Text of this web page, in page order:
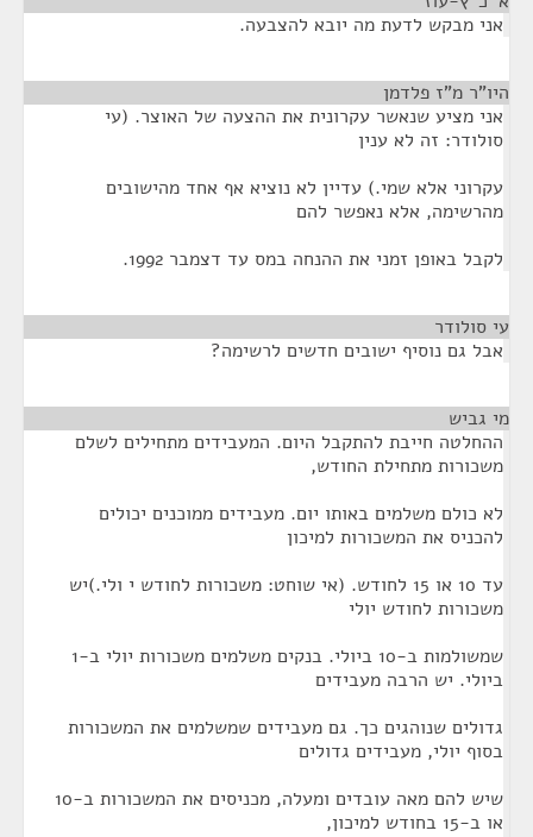
אני מבקש לדעת מה יובא להצבעה.
היו"ר מ"ז פלדמן
אני מציע שנאשר עקרונית את ההצעה של האוצר. (עי
סולודר: זה לא ענין
עקרוני אלא שמי.) עדיין לא נוציא אף אחד מהישובים
מהרשימה, אלא נאפשר להם
לקבל באופן זמני את ההנחה במס עד דצמבר 1992.
עי סולודר
אבל גם נוסיף ישובים חדשים לרשימה?
מי גביש
ההחלטה חייבת להתקבל היום. המעבידים מתחילים לשלם
משכורות מתחילת החודש,
לא כולם משלמים באותו יום. מעבידים ממוכנים יכולים
להכניס את המשכורות למיכון
עד 10 או 15 לחודש. (אי שוחט: משכורות לחודש י ולי.)יש
משכורות לחודש יולי
שמשולמות ב-10 ביולי. בנקים משלמים משכורות יולי ב-1
ביולי. יש הרבה מעבידים
גדולים שנוהגים כך. גם מעבידים שמשלמים את המשכורות
בסוף יולי, מעבידים גדולים
שיש להם מאה עובדים ומעלה, מכניסים את המשכורות ב-10
או ב-15 בחודש למיכון,